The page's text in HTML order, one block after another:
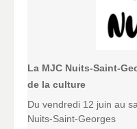
La MJC Nuits-Saint-
de la culture
Du vendredi 12 juin au
Nuits-Saint-Georges